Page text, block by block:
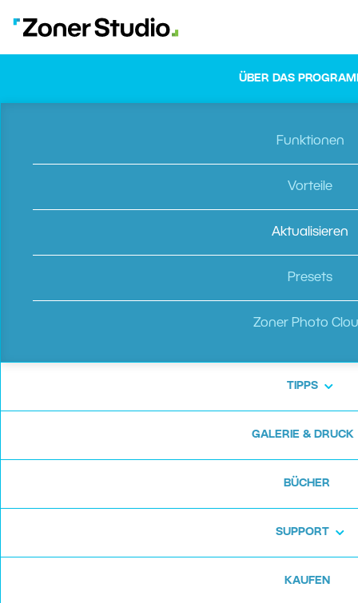
ÜBER DAS
Funktionen
Vorteile
Aktualisieren
Presets
Zoner Photo
TIPPS
GALERIE & DRUCK
BÜCHER
SUPPORT
KAUFEN
9 Bilder gleichzeitig zu vergleichen.
inbegriffen) zu teilen wurde erweitert.